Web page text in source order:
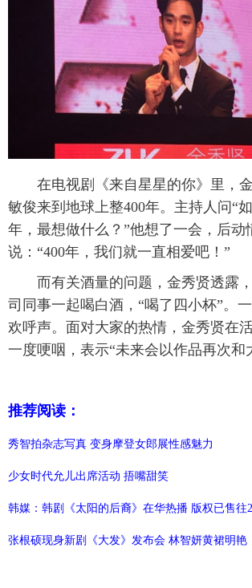
在电视剧《来自星星的你》里，
敏俊来到地球上整400年。主持人问“
年，最想做什么？”他想了一会，后动
说：“400年，我们就一直相爱吧！”
而有关酒量的问题，金秀贤透露，
司同事一起喝白酒，“喝了四小杯”。
欢呼声。面对大家的热情，金秀贤在
一度哽咽，表示“未来会以作品再次和
推荐阅读：
秀智拍杂志写真 变身摩登女郎展性感魅力
少女时代允儿出席活动 捂嘴甜笑
韩媒：韩剧《太阳的后裔》在华热播 版权已售往
张根硕现身新剧《大发》发布会 林智妍黄裙明艳